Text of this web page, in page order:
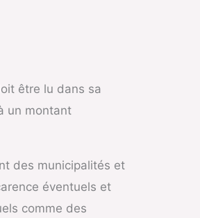
être lu dans sa
un montant
des municipalités et
éventuels et
comme des